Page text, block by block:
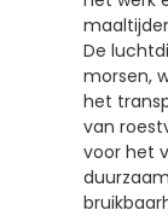
De
morsen,
het
van
voor het